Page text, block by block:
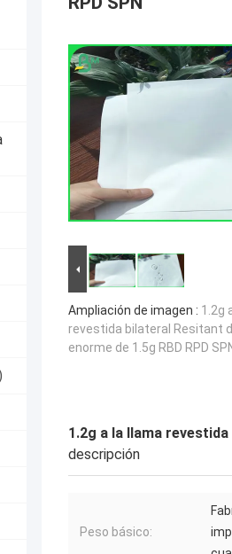
Ampliación de imagen : 1.2g
revestida bilateral Resitant
enorme de 1.5g RBD RPD
1.2g a la llama
descripción
Peso básico: